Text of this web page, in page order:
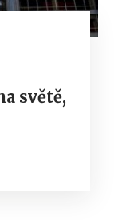
světě,